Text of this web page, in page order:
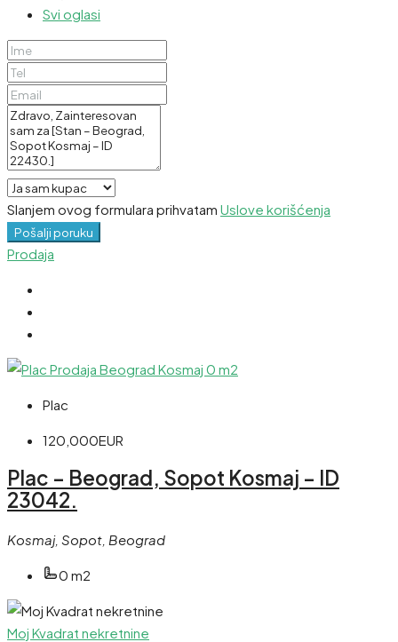
Svi oglasi
Slanjem ovog formulara prihvatam Uslove korišćenja
Pošalji poruku
Prodaja
Plac
120,000EUR
Plac – Beograd, Sopot Kosmaj – ID
23042.
Kosmaj, Sopot, Beograd
0 m2
Moj Kvadrat nekretnine